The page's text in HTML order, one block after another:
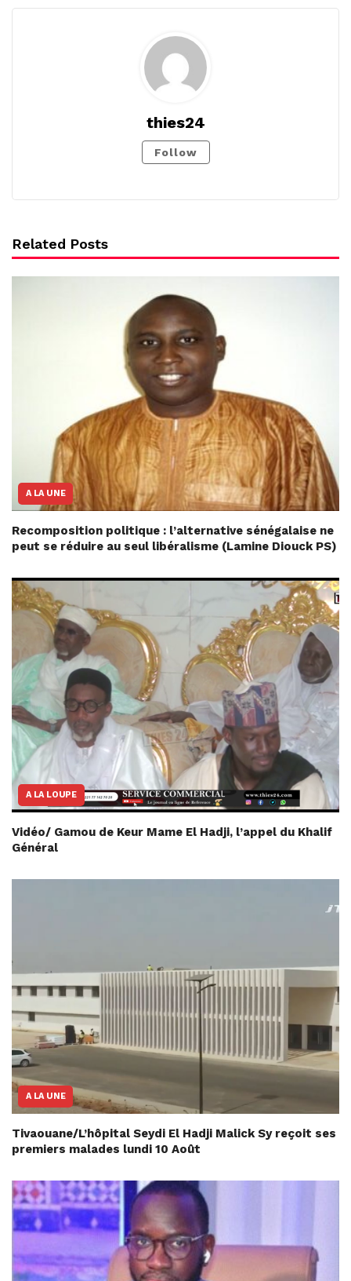
thies24
Follow
Related Posts
A LA UNE
Recomposition politique : l’alternative sénégalaise ne
peut se réduire au seul libéralisme (Lamine Diouck PS)
A LA LOUPE
Vidéo/ Gamou de Keur Mame El Hadji, l’appel du Khalif
Général
A LA UNE
Tivaouane/L’hôpital Seydi El Hadji Malick Sy reçoit ses
premiers malades lundi 10 Août